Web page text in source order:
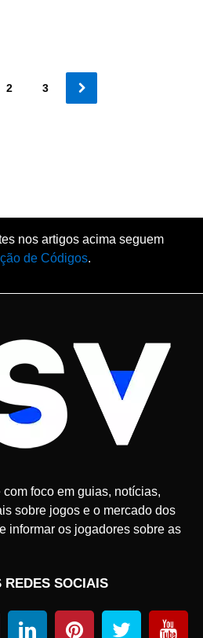
2 3
nos artigos acima seguem
de Códigos.
foco em guias, notícias,
sobre jogos e o mercado dos
informar os jogadores sobre as
REDES SOCIAIS